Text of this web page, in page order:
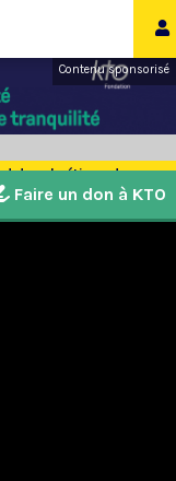
Contenu sponsorisé
des chrétiens du
Faire un don à KTO